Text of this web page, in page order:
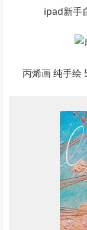
ipad新手
丙烯画 纯手绘